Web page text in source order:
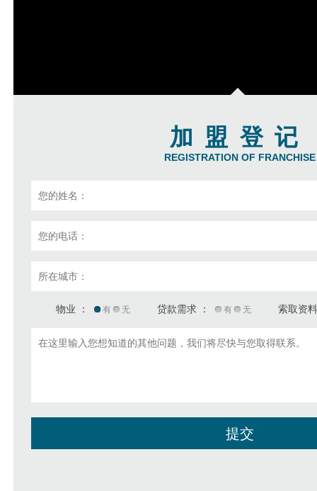
加盟登记
REGISTRATION OF FRANCHISE
物业 ： 有 无 贷款需求 ： 有 无 索取资